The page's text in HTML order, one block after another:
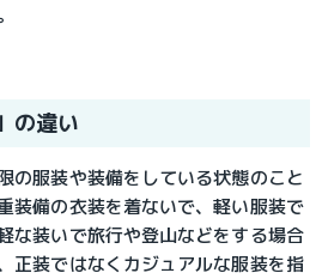
の違い
の服装や装備をしている状態のこと
装備の衣装を着ないで、軽い服装で
な装いで旅行や登山などをする場合
正装ではなくカジュアルな服装を指